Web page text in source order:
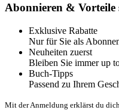
Abonnieren & Vorteile
Exklusive Rabatte
Nur für Sie als
Neuheiten zuerst
Bleiben Sie immer up
Buch-Tipps
Passend zu Ihrem
Mit der Anmeldung erklärst du